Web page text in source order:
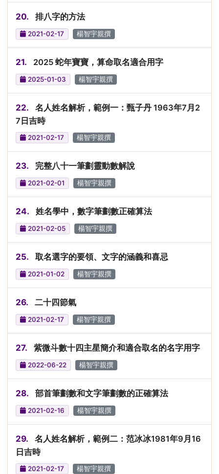
20. 排八字的方法
2021-02-17 楊智宇親撰
21. 2025 蛇年寶寶，算命取名適合用字
2025-01-03 楊智宇親撰
22.
名人姓名解析，範例一：甄子丹 1963年7月2
7日吉時
2021-02-17 楊智宇親撰
23. 完整八十一筆劃靈動數解說
2021-02-01 楊智宇親撰
24. 姓名學中，數字筆劃數正確算法
2021-02-05 楊智宇親撰
25. 取名選字的要領、文字的涵義和喜忌
2021-01-02 楊智宇親撰
26. 二十四節氣
2021-02-17 楊智宇親撰
27. 紫微斗數十四主星簡介和適合取名的名字用字
2022-06-22 楊智宇親撰
28. 部首筆劃數和文字筆劃數的正確算法
2021-02-16 楊智宇親撰
29.
名人姓名解析，範例二：范冰冰1981年9月16
日吉時
2021-02-17 楊智宇親撰